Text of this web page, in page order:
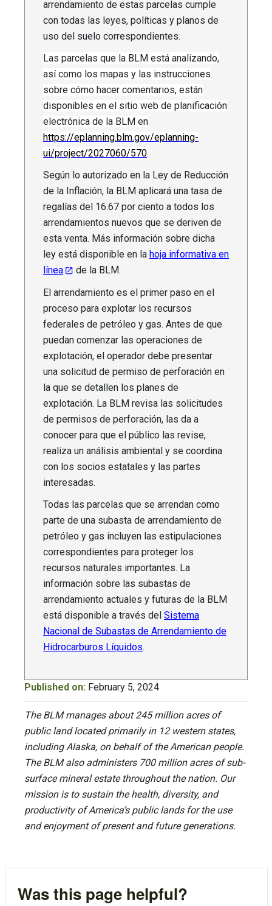
arrendamiento de estas parcelas cumple
con todas las leyes, políticas y planos de
uso del suelo correspondientes.
Las parcelas que la BLM está analizando,
así como los mapas y las instrucciones
sobre cómo hacer comentarios, están
disponibles en el sitio web de planificación
electrónica de la BLM en
https://eplanning.blm.gov/eplanning-
ui/project/2027060/570.
Según lo autorizado en la Ley de Reducción
de la Inflación, la BLM aplicará una tasa de
regalías del 16.67 por ciento a todos los
arrendamientos nuevos que se deriven de
esta venta. Más información sobre dicha
ley está disponible en la hoja informativa en
línea
de la BLM.
El arrendamiento es el primer paso en el
proceso para explotar los recursos
federales de petróleo y gas. Antes de que
puedan comenzar las operaciones de
explotación, el operador debe presentar
una solicitud de permiso de perforación en
la que se detallen los planes de
explotación. La BLM revisa las solicitudes
de permisos de perforación, las da a
conocer para que el público las revise,
realiza un análisis ambiental y se coordina
con los socios estatales y las partes
interesadas.
Todas las parcelas que se arrendan como
parte de una subasta de arrendamiento de
petróleo y gas incluyen las estipulaciones
correspondientes para proteger los
recursos naturales importantes. La
información sobre las subastas de
arrendamiento actuales y futuras de la BLM
está disponible a través del Sistema
Nacional de Subastas de Arrendamiento de
Hidrocarburos Líquidos.
Published on: February 5, 2024
The BLM manages about 245 million acres of
public land located primarily in 12 western states,
including Alaska, on behalf of the American people.
The BLM also administers 700 million acres of sub-
surface mineral estate throughout the nation. Our
mission is to sustain the health, diversity, and
productivity of America’s public lands for the use
and enjoyment of present and future generations.
Was this page helpful?